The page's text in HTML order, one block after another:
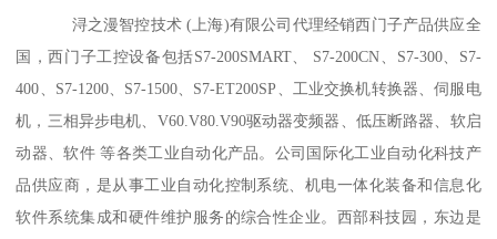
浔之漫智控技术 (上海)有限公司代理经销西门子产品供应全
国，西门子工控设备包括S7-200SMART、 S7-200CN、S7-300、S7-
400、S7-1200、S7-1500、S7-ET200SP、工业交换机转换器、伺服电
机，三相异步电机、V60.V80.V90驱动器变频器、低压断路器、软启
动器、软件 等各类工业自动化产品。公司国际化工业自动化科技产
品供应商，是从事工业自动化控制系统、机电一体化装备和信息化
软件系统集成和硬件维护服务的综合性企业。西部科技园，东边是